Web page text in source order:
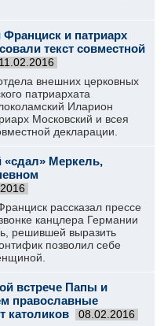
и патриарх
текст совместной
11.02.2016
внешних церковных
патриархата
Иларион
Московский и всея
декларации.
«сдал» Меркель,
рассказал прессе
канцлера Германии
решившей выразить
позволил себе
встрече Папы и
православные
католиков
08.02.2016